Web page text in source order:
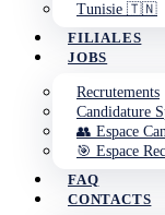
Tunisie 🇹🇳
FILIALES
JOBS
Recrutements
Candidature
👥 Espace
🎯 Espace
FAQ
CONTACTS